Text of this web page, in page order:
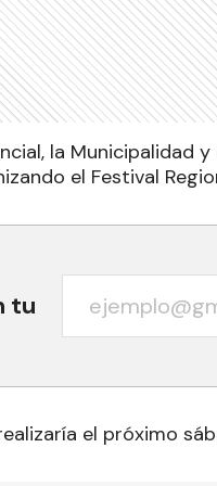
la Municipalidad
el Festival
tu
el próximo